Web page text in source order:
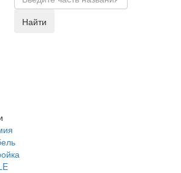
Найти